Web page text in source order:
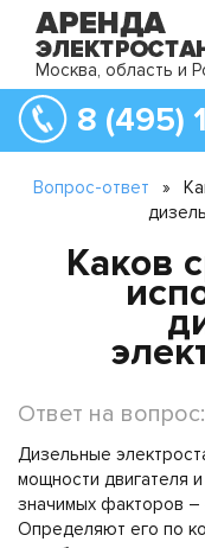
Москва, область и
8 (495)
Вопрос-ответ »
Каков
Ответ на вопрос:
Дизельные
мощности двигателя
значимых факторов –
Определяют его по